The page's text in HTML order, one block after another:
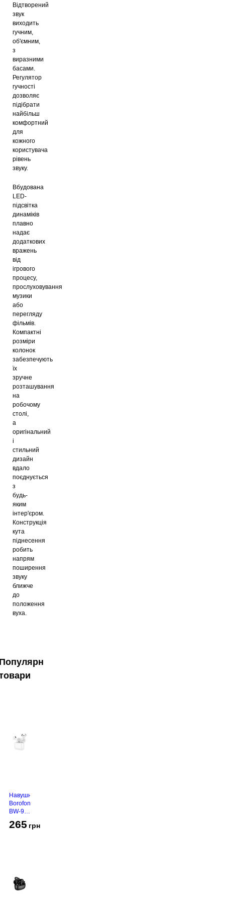
Відтворений
звук
виходить
гучним,
об'ємним,
з
виразними
басами.
Регулятор
гучності
дозволяє
підібрати
найбільш
комфортний
для
кожного
користувача
рівень
звуку.
Вбудована
LED-
підсвітка
динаміків
плавно
надає
додаткових
вражень
від
ігрового
процесу,
прослуховування
музики
або
перегляду
фільмів.
Компактні
розміри
колонок
забезпечують
їх
зручне
розташування
на
робочому
столі,
а
оригінальний
і
стильний
дизайн
вдало
поєднується
з
будь-
яким
інтер'єром.
Конструкція
кута
піднесення
робить
напрям
поширення
звуку
ближче
до
положення
вуха.
Навушники
Borofone
BW-94
265 грн